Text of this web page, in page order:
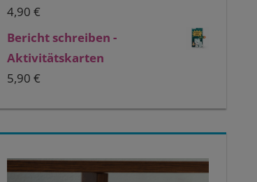
4,90€
Bericht schreiben -
Aktivitätskarten
5,90€